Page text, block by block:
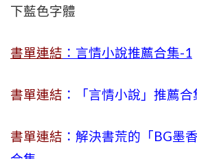
下藍色字體
書單連結 ：言情小說推薦合集-1
書單連結 ：「言情小說」推薦
書單連結 ：解決書荒的「BG墨